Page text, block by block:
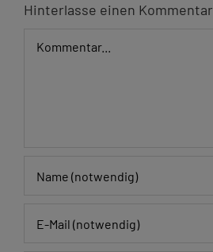
Hinterlasse einen Kommentar